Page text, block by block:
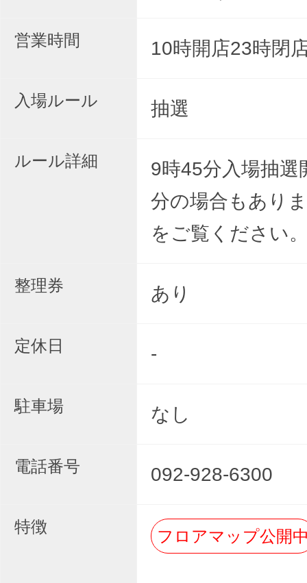
営業時間 10時開店23時閉
入場ルール 抽選
ルール詳細
9時45分入場抽
分の場合もあり
をご覧ください
整理券 あり
定休日 -
駐車場 なし
電話番号 092-928-6300
特徴
フロアマップ公開